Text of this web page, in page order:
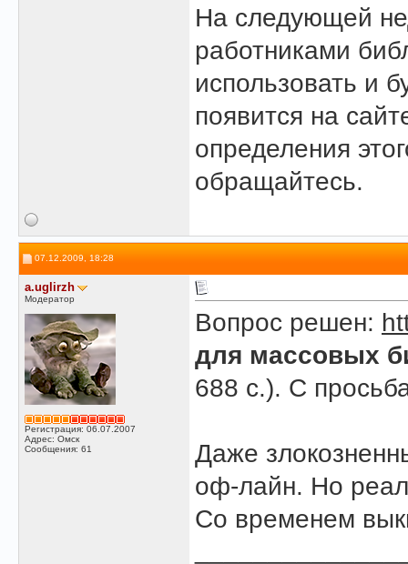
На следующей
работниками
использовать и
появится на
определения
обращайтесь.
07.12.2009, 18:28
a.uglirzh
Модератор
Регистрация: 06.07.2007
Адрес: Омск
Сообщения: 61
Вопрос решен:
для массовых
688 с.). С
Даже
оф-лайн. Но
Со временем